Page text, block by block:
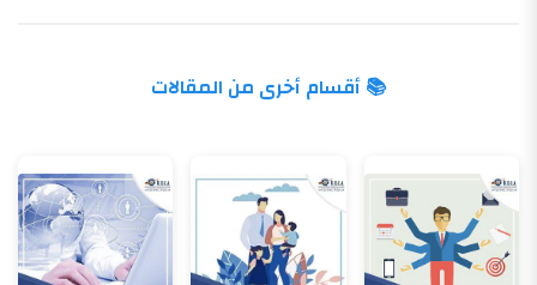
📚 أقسام أخرى من المقالات